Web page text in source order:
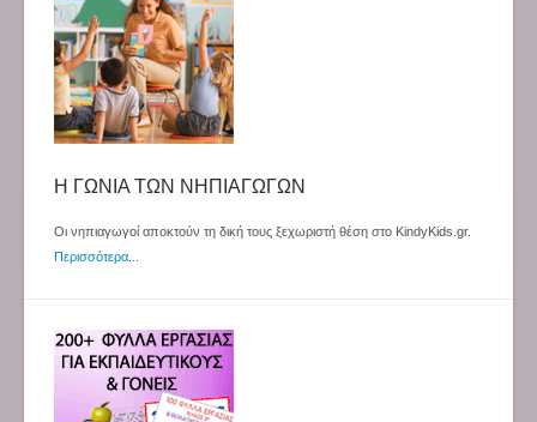
Η ΓΩΝΙΑ ΤΩΝ ΝΗΠΙΑΓΩΓΩΝ
Οι νηπιαγωγοί αποκτούν τη δική τους ξεχωριστή θέση στο KindyKids.gr.
Περισσότερα...